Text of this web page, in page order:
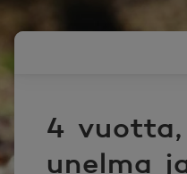
4
unelma